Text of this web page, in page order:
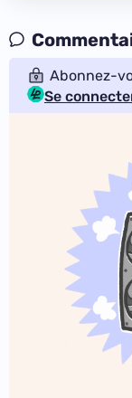
Abonnez-
Se